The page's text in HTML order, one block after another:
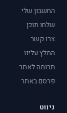
החשבון שלי
שלחו תוכן
צרו קשר
המלץ עלינו
תרומה לאתר
פרסם באתר
ניווט